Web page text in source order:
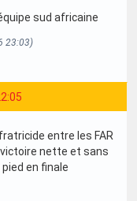
sud africaine
23:03)
entre les FAR
nette et sans
en finale